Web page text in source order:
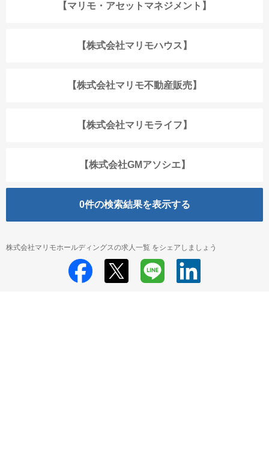
【マリモ・アセットマネジメント】
【株式会社マリモハウス】
【株式会社マリモ不動産販売】
【株式会社マリモライフ】
【株式会社GMアソシエ】
0件の検索結果を表示する
株式会社マリモホールディングスの求人一覧 をシェアしましょう